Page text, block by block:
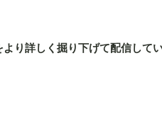
り詳しく掘り下げて配信して